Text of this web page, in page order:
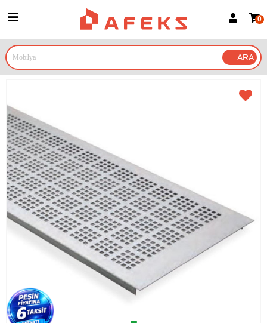
Google İle Bağlan
0